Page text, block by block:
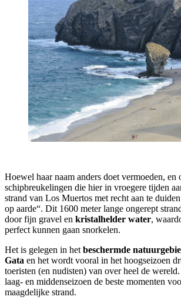
Hoewel haar naam anders doet vermoeden, en
schipbreukelingen die hier in vroegere tijden
strand van Los Muertos met recht aan te
op aarde“. Dit 1600 meter lange ongerept
door fijn gravel en kristalhelder water,
perfect kunnen gaan snorkelen.
Het is gelegen in het beschermde
Gata en het wordt vooral in het hoogseizoen
toeristen (en nudisten) van over heel de
laag- en middenseizoen de beste momenten
maagdelijke strand.